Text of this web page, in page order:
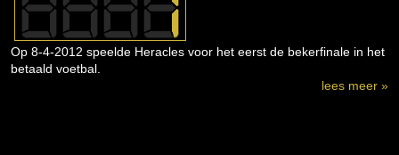
Op 8-4-2012 speelde Heracles voor het eerst de bekerfinale in het
betaald voetbal.
lees meer »